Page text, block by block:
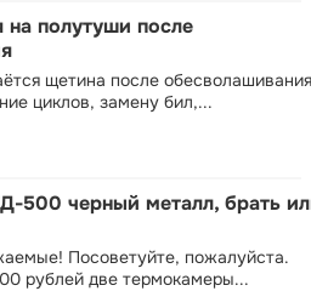
на полутуши после
щетина после
циклов, замену бил,...
500 черный металл, брать
Посоветуйте, пожалуйста.
рублей две термокамеры...